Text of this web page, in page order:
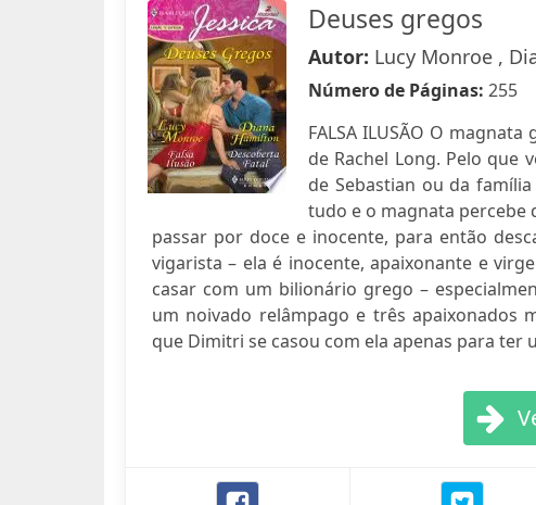
Deuses gregos
Autor: Lucy Monroe ,
Número de Páginas: 255
FALSA ILUSÃO O
de Rachel Long. Pelo que
de Sebastian ou da
tudo e o magnata percebe
passar por doce e inocente, para então
vigarista – ela é inocente, apaixonante e
casar com um bilionário grego –
um noivado relâmpago e três apaixonados
que Dimitri se casou com ela apenas para ter